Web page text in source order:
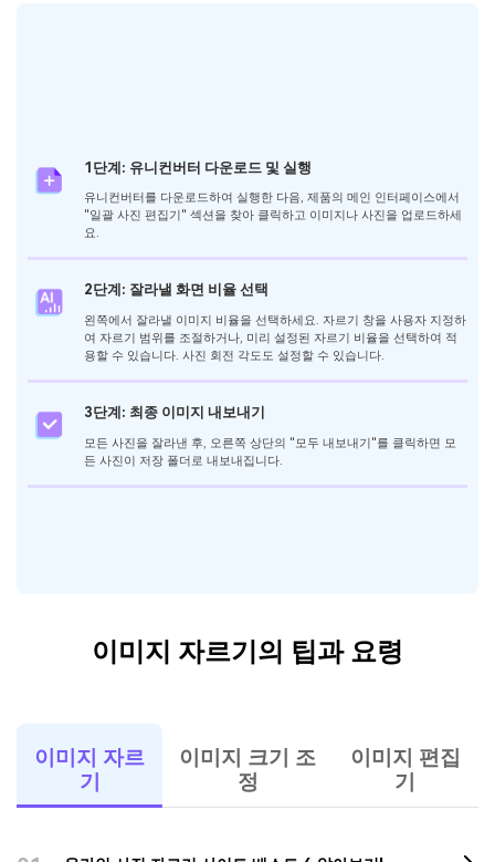
1단계: 유니컨버터 다운로드 및 실행
유니컨버터를 다운로드하여 실행한 다음, 제품의 메인 인터페이스에서
"일괄 사진 편집기" 섹션을 찾아 클릭하고 이미지나 사진을 업로드하세
3단계: 최종 이미지 내보내기